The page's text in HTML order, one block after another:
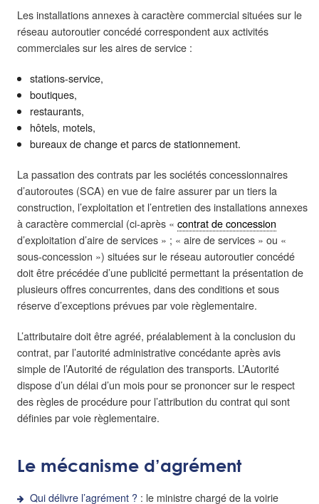
Les installations annexes à caractère commercial situées sur le
réseau autoroutier concédé correspondent aux activités
commerciales sur les aires de service :
stations-service,
boutiques,
restaurants,
hôtels, motels,
bureaux de change et parcs de stationnement.
La passation des contrats par les sociétés concessionnaires
d’autoroutes (SCA) en vue de faire assurer par un tiers la
construction, l’exploitation et l’entretien des installations annexes
à caractère commercial (ci-après « contrat de concession
d’exploitation d’aire de services » ; « aire de services » ou «
sous-concession ») situées sur le réseau autoroutier concédé
doit être précédée d’une publicité permettant la présentation de
plusieurs offres concurrentes, dans des conditions et sous
réserve d’exceptions prévues par voie règlementaire.
L’attributaire doit être agréé, préalablement à la conclusion du
contrat, par l’autorité administrative concédante après avis
simple de l’Autorité de régulation des transports. L’Autorité
dispose d’un délai d’un mois pour se prononcer sur le respect
des règles de procédure pour l’attribution du contrat qui sont
définies par voie règlementaire.
Le mécanisme d’agrément
Qui délivre l’agrément ? : le ministre chargé de la voirie